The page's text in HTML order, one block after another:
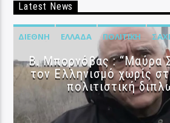
Latest News
ΔΙΕΘΝΉ ΕΛΛΆΔΑ ΠΟΛΙΤΙΚΉ
B. Μπορνόβας : “Μαύρα
τον Ελληνισμό χωρίς
πολιτιστική